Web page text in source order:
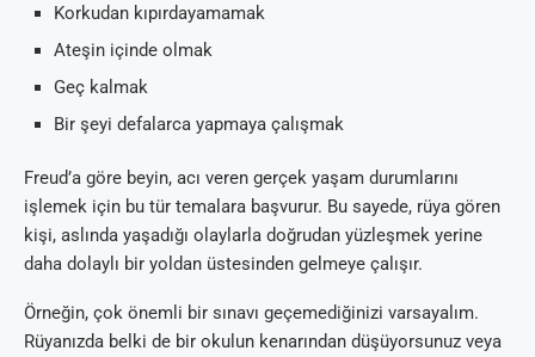
Korkudan kıpırdayamamak
Ateşin içinde olmak
Geç kalmak
Bir şeyi defalarca yapmaya çalışmak
Freud’a göre beyin, acı veren gerçek yaşam durumlarını
işlemek için bu tür temalara başvurur. Bu sayede, rüya gören
kişi, aslında yaşadığı olaylarla doğrudan yüzleşmek yerine
daha dolaylı bir yoldan üstesinden gelmeye çalışır.
Örneğin, çok önemli bir sınavı geçemediğinizi varsayalım.
Rüyanızda belki de bir okulun kenarından düşüyorsunuz veya